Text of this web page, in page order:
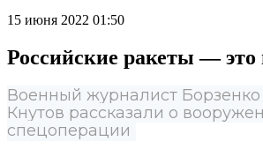
15 июня 2022 01:50
Российские ракеты — это
Военный журналист Борзенко
Кнутов рассказали о
спецоперации